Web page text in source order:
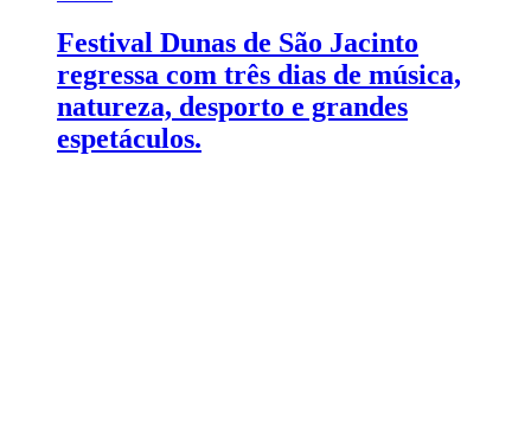
Festival Dunas de São Jacinto
regressa com três dias de música,
natureza, desporto e grandes
espetáculos.